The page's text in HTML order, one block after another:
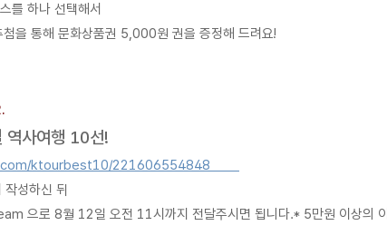
를 하나 선택해서
을 통해 문화상품권 5,000원 권을 증정해 드려요!
2.
절 역사여행 10선!
ktourbest10/221606554848
작성하신 뒤
으로 8월 12일 오전 11시까지 전달주시면 됩니다.* 5만원 이상의 이